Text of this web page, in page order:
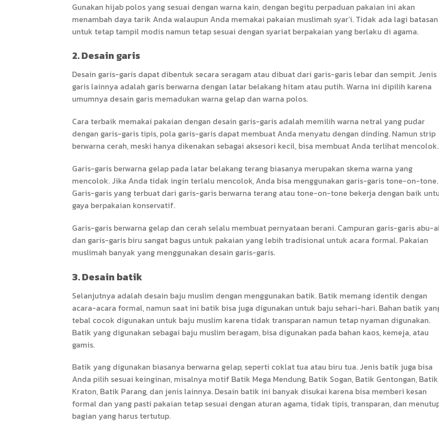
Gunakan hijab polos yang sesuai dengan warna kain, dengan begitu perpaduan pakaian ini akan
menambah daya tarik Anda walaupun Anda memakai pakaian muslimah syar’i. Tidak ada lagi batasan
untuk tetap tampil modis namun tetap sesuai dengan syariat berpakaian yang berlaku di agama.
2. Desain garis
Desain garis-garis dapat dibentuk secara seragam atau dibuat dari garis-garis lebar dan sempit. Jenis
garis lainnya adalah garis berwarna dengan latar belakang hitam atau putih. Warna ini dipilih karena
umumnya desain garis memadukan warna gelap dan warna polos.
Cara terbaik memakai pakaian dengan desain garis-garis adalah memilih warna netral yang pudar
dengan garis-garis tipis, pola garis-garis dapat membuat Anda menyatu dengan dinding. Namun strip
berwarna cerah, meski hanya dikenakan sebagai aksesori kecil, bisa membuat Anda terlihat mencolok.
Garis-garis berwarna gelap pada latar belakang terang biasanya merupakan skema warna yang
mencolok. Jika Anda tidak ingin terlalu mencolok, Anda bisa menggunakan garis-garis tone-on-tone.
Garis-garis yang terbuat dari garis-garis berwarna terang atau tone-on-tone bekerja dengan baik
gaya berpakaian konservatif.
Garis-garis berwarna gelap dan cerah selalu membuat pernyataan berani. Campuran garis-garis abu-
dan garis-garis biru sangat bagus untuk pakaian yang lebih tradisional untuk acara formal. Pakaian
muslimah banyak yang menggunakan desain garis-garis.
3. Desain batik
Selanjutnya adalah desain baju muslim dengan menggunakan batik. Batik memang identik dengan
acara-acara formal, namun saat ini batik bisa juga digunakan untuk baju sehari-hari. Bahan batik
tebal cocok digunakan untuk baju muslim karena tidak transparan namun tetap nyaman digunakan.
Batik yang digunakan sebagai baju muslim beragam, bisa digunakan pada bahan kaos, kemeja, atau
gamis.
Batik yang digunakan biasanya berwarna gelap, seperti coklat tua atau biru tua. Jenis batik juga bisa
Anda pilih sesuai keinginan, misalnya motif Batik Mega Mendung, Batik Sogan, Batik Gentongan, Batik
Kraton, Batik Parang, dan jenis lainnya. Desain batik ini banyak disukai karena bisa memberi kesan
formal dan yang pasti pakaian tetap sesuai dengan aturan agama, tidak tipis, transparan, dan
bagian yang harus tertutup.